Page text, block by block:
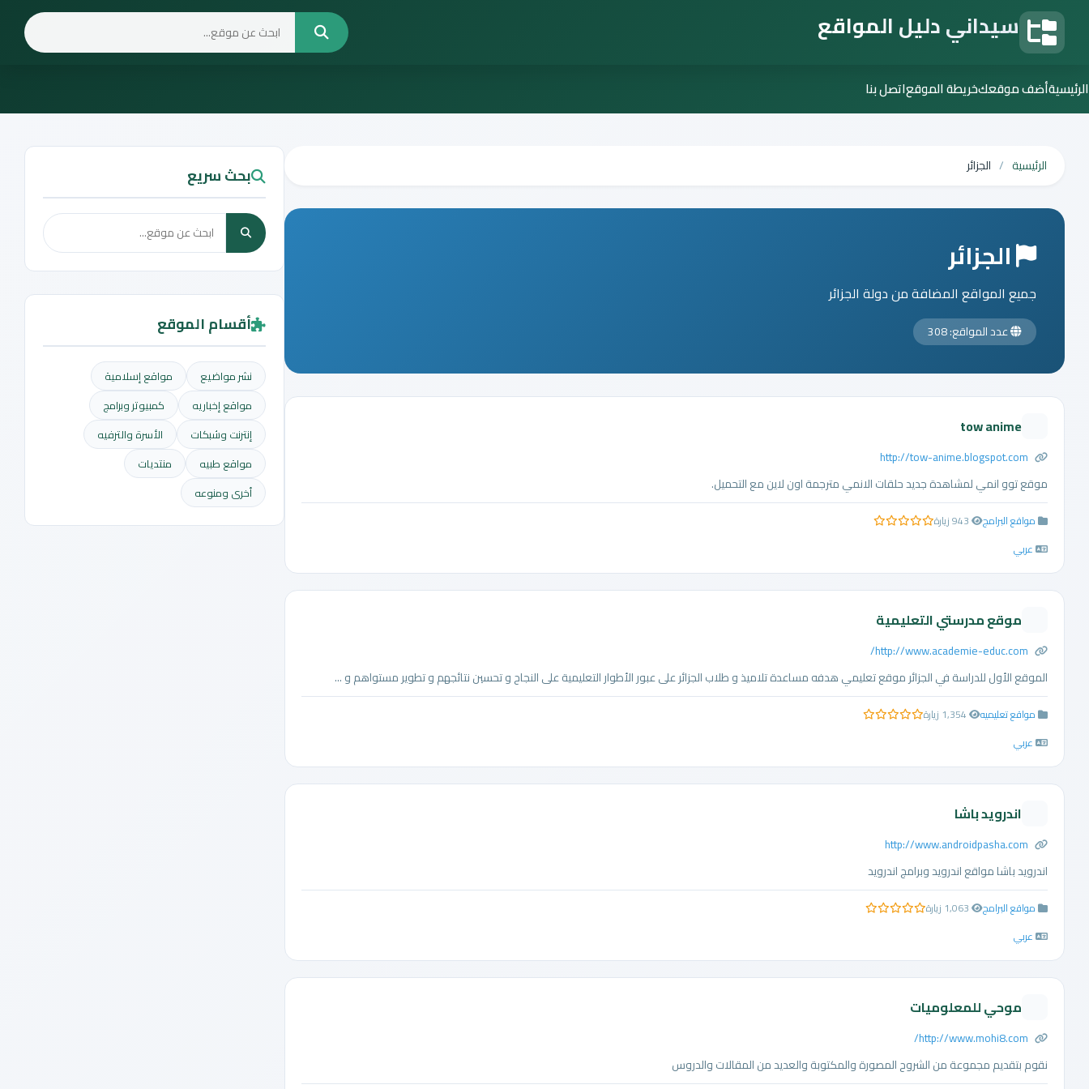
سيداني دليل المواقع
الرئيسيةأضف موقعكخريطة الموقعاتصل بنا
الرئيسية الجزائر
الجزائر
جميع المواقع المضافة من دولة الجزائر
عدد المواقع: 308
tow anime
http://tow-anime.blogspot.com
موقع توو انمي لمشاهدة جديد حلقات الانمي مترجمة اون لاين مع التحميل.
مواقع البرامج 0.0 من 5 نجوم
عربي
موقع مدرستي التعليمية
http://www.academie-educ.com/
الموقع الأول للدراسة في الجزائر موقع تعليمي هدفه مساعدة تلاميذ و طلاب الجزائر على عبور الأطوار التعليمية على النجاح و تحسين نتائجهم و تطوير مستواهم و ...
مواقع تعليميه 0.0 من 5 نجوم
عربي
اندرويد باشا
http://www.androidpasha.com
اندرويد باشا مواقع اندرويد وبرامج اندرويد
مواقع البرامج 0.0 من 5 نجوم
عربي
موحي للمعلوميات
http://www.mohi8.com/
نقوم بتقديم مجموعة من الشروح المصورة والمكتوبة والعديد من المقالات والدروس
بحث سريع
أقسام الموقع
نشر مواضيع
مواقع إسلامية
مواقع إخباريه
كمبيوتر وبرامج
إنترنت وشبكات
الأسرة والترفيه
مواقع طبيه
منتديات
أخرى ومنوعه